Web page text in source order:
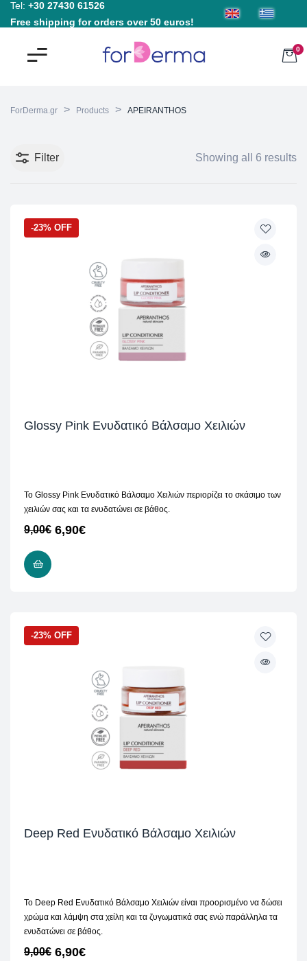
Tel: +30 27430 61526
Free shipping for orders over 50 euros!
0
ForDerma.gr > Products > APEIRANTHOS
Filter Showing all 6 results
-23% OFF
Glossy Pink Ενυδατικό Βάλσαμο Χειλιών
Το Glossy Pink Ενυδατικό Βάλσαμο Χειλιών περιορίζει το σκάσιμο των
χειλιών σας και τα ενυδατώνει σε βάθος.
9,00€ 6,90€
-23% OFF
Deep Red Ενυδατικό Βάλσαμο Χειλιών
Το Deep Red Ενυδατικό Βάλσαμο Χειλιών είναι προορισμένο να δώσει
χρώμα και λάμψη στα χείλη και τα ζυγωματικά σας ενώ παράλληλα τα
ενυδατώνει σε βάθος.
9,00€ 6,90€